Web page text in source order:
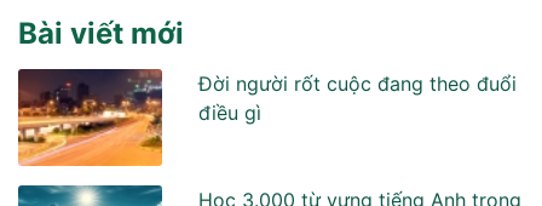
Bài viết mới
Đời người rốt cuộc đang theo đuổi
điều gì
Học 3.000 từ vựng tiếng Anh trong